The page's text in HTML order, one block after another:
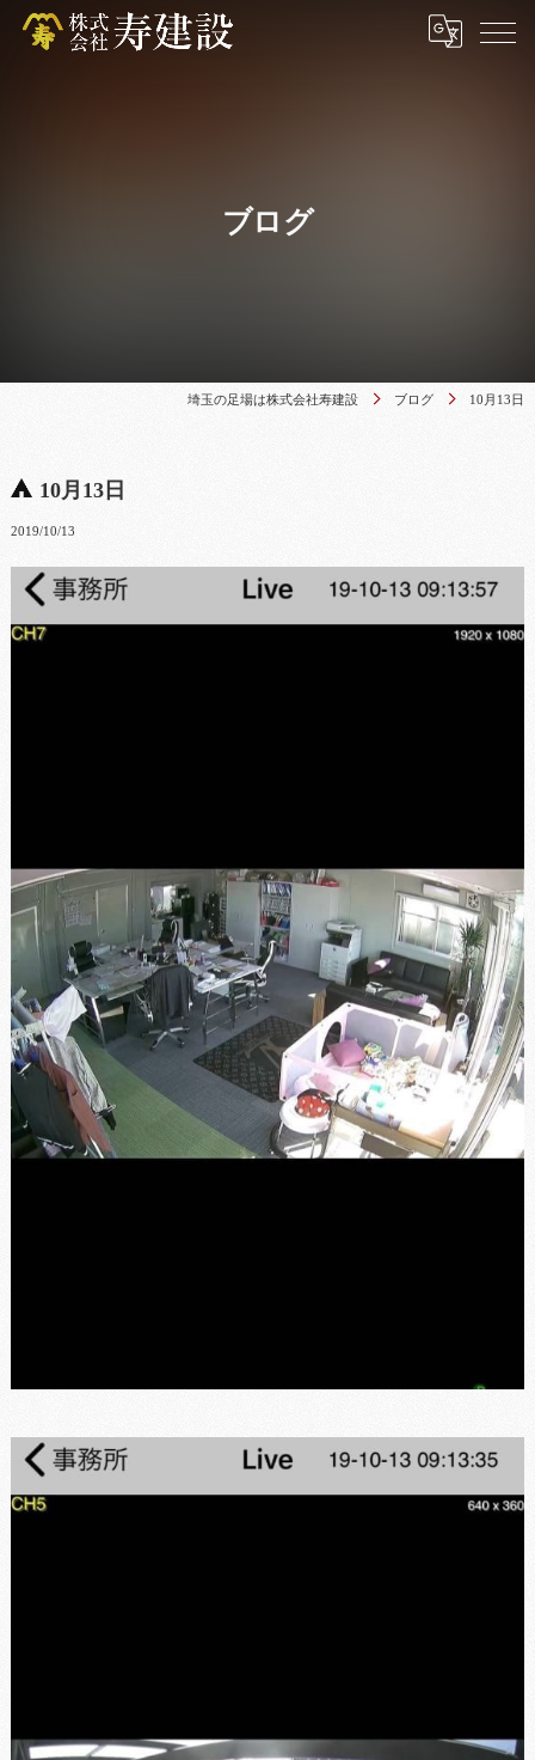
ブログ
埼玉の足場は株式会社寿建設 ブログ 10月13日
10月13日
2019/10/13